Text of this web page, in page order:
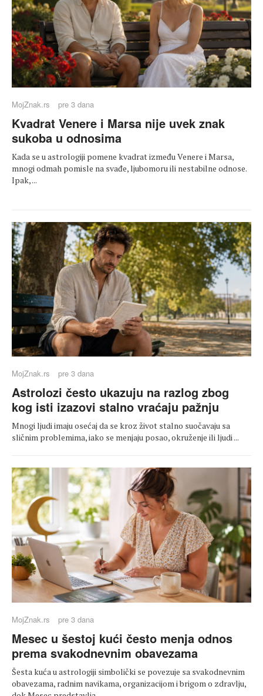
MojZnak.rs pre 3 dana
Kvadrat Venere i Marsa nije uvek znak
sukoba u odnosima
Kada se u astrologiji pomene kvadrat između Venere i Marsa,
mnogi odmah pomisle na svađe, ljubomoru ili nestabilne odnose.
Ipak, ...
MojZnak.rs pre 3 dana
Astrolozi često ukazuju na razlog zbog
kog isti izazovi stalno vraćaju pažnju
Mnogi ljudi imaju osećaj da se kroz život stalno suočavaju sa
sličnim problemima, iako se menjaju posao, okruženje ili ljudi ...
MojZnak.rs pre 3 dana
Mesec u šestoj kući često menja odnos
prema svakodnevnim obavezama
Šesta kuća u astrologiji simbolički se povezuje sa svakodnevnim
obavezama, radnim navikama, organizacijom i brigom o zdravlju,